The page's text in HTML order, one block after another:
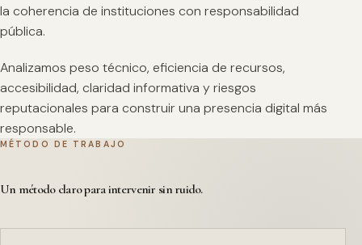
la coherencia de instituciones con responsabilidad
pública.
Analizamos peso técnico, eficiencia de recursos,
accesibilidad, claridad informativa y riesgos
reputacionales para construir una presencia digital más
responsable.
MÉTODO DE TRABAJO
Un método claro para intervenir sin ruido.